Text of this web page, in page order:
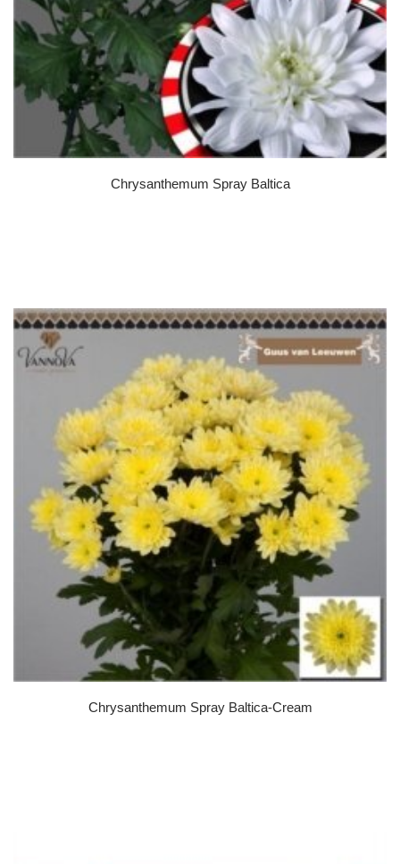
Chrysanthemum Spray Baltica
Chrysanthemum Spray Baltica-Cream